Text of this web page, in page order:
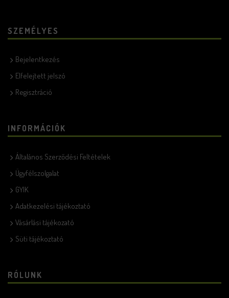
SZEMÉLYES
Bejelentkezés
Elfelejtett jelszó
Regisztráció
INFORMÁCIÓK
Általános Szerződési Feltételek
Ügyfélszolgalat
GYIK
Adatkezelési tájékoztató
Vásárlási tájékozató
Süti tájékoztató
RÓLUNK